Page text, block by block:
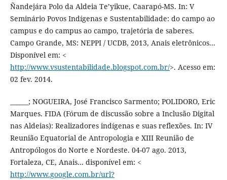
Ñandejára Polo da Aldeia Te’yikue, Caarapó-MS. In: V
Seminário Povos Indígenas e Sustentabilidade: do campo ao
campus e do campus ao campo, trajetória de saberes.
Campo Grande, MS: NEPPI / UCDB, 2013, Anais eletrônicos...
Disponível em: <
http://www.vsustentabilidade.blogspot.com.br/>. Acesso em:
02 fev. 2014.
______; NOGUEIRA, José Francisco Sarmento; POLIDORO, Eric
Marques. FIDA (Fórum de discussão sobre a Inclusão Digital
nas Aldeias): Realizadores indígenas e suas reflexões. In: IV
Reunião Equatorial de Antropologia e XIII Reunião de
Antropólogos do Norte e Nordeste. 04-07 ago. 2013,
Fortaleza, CE, Anais... disponível em: <
http://www.google.com.br/url?